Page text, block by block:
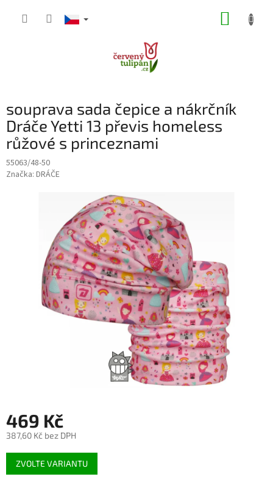
souprava sada čepice a nákrčník
Dráče Yetti 13 převis homeless
růžové s princeznami
55063/48-50
Značka: DRÁČE
469 Kč
387,60 Kč bez DPH
Měrná
cena:
ZVOLTE VARIANTU